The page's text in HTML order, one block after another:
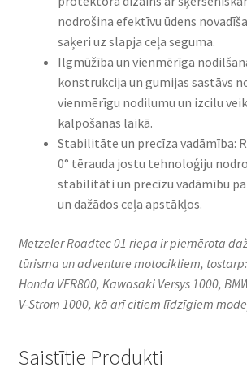
nodrošina efektīvu ūdens
saķeri uz slapja ceļa seguma.
Ilgmūžība un vienmērīga
konstrukcija un gumijas sastāvs
vienmērīgu nodilumu un izcilu
kalpošanas laikā.
Stabilitāte un precīza vadāmība:
0° tērauda jostu tehnoloģiju
stabilitāti un precīzu vadāmību
un dažādos ceļa apstākļos.
Metzeler Roadtec 01 riepa ir piemērota
tūrisma un adventure motocikliem, tostarp:
Honda VFR800, Kawasaki Versys 1000,
V-Strom 1000, kā arī citiem līdzīgiem
Saistītie Produkti